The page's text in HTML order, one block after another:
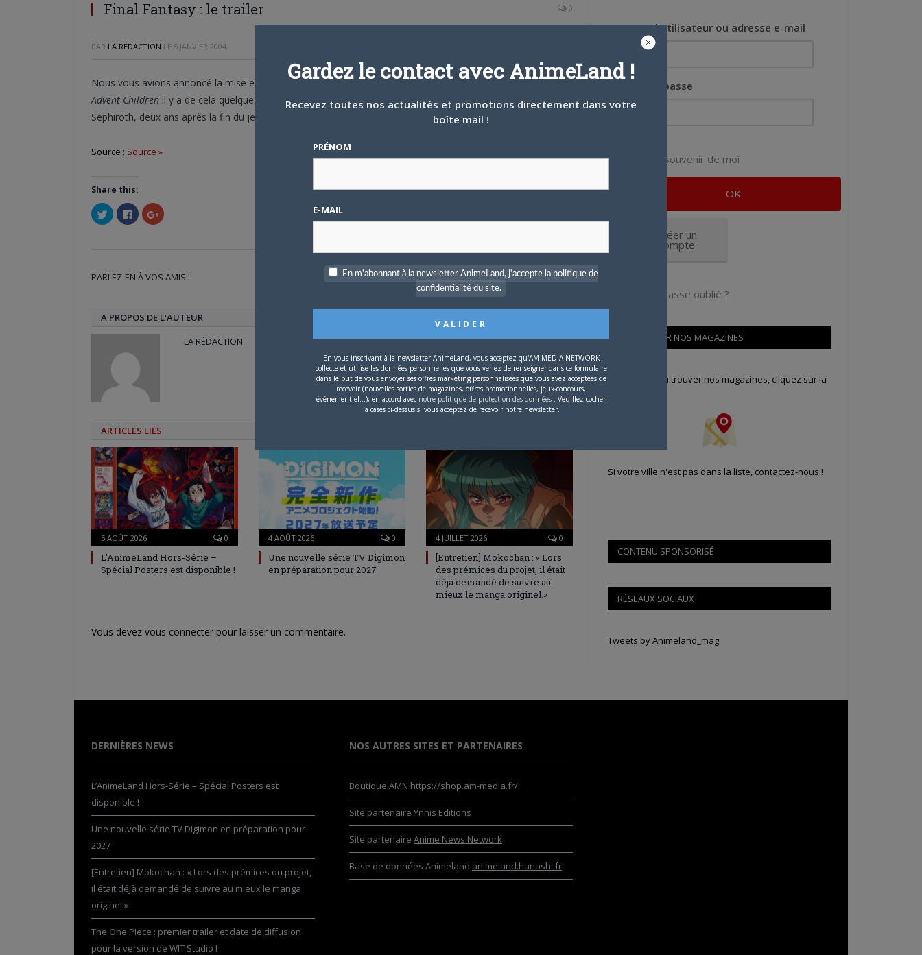
Final Fantasy : le trailer 0
PAR LA RÉDACTION LE 5 JANVIER 2004
Nous vous avions annoncé la mise en chantier d’un animé consacré àFinal Fantasyintitulé Final Fantasy –
Advent Children il y a de cela quelques temps. Cette OAV de 60 minutes mettant en scène Cloud et
Sephiroth, deux ans après la fin du jeu
, a désormais un trailer en ligne au lien suivant.
Source : Source »
Share this:
Cliquez
pour
partager
fenêtre)
Cliquez
pour
partager
fenêtre)
Cliquez
pour
nouvelle
PARLEZ-EN À VOS AMIS ! TwitterFacebookGoogle+PinterestLinkedInTumblr Email
A PROPOS DE L'AUTEUR
LA RÉDACTION
ARTICLES LIÉS
5 AOÛT 2026 0
L’AnimeLand Hors-Série –
Spécial Posters est disponible !
4 AOÛT 2026 0
Une nouvelle série TV Digimon
en préparation pour 2027
4 JUILLET 2026 0
[Entretien] Mokochan : « Lors
des prémices du projet, il était
déjà demandé de suivre au
mieux le manga originel.»
Vous devez vous connecter pour laisser un commentaire.
Nom d'utilisateur ou adresse e-mail
Mot de passe
Se souvenir de moi
Créer un
compte
Mot de passe oublié ?
OÙ TROUVER NOS MAGAZINES
Pour savoir où trouver nos magazines, cliquez sur la
Si votre ville n'est pas dans la liste, contactez-nous !
CONTENU SPONSORISÉ
RÉSEAUX SOCIAUX
Tweets by Animeland_mag
DERNIÈRES NEWS
L’AnimeLand Hors-Série – Spécial Posters est
disponible !
Une nouvelle série TV Digimon en préparation pour
2027
[Entretien] Mokochan : « Lors des prémices du projet,
il était déjà demandé de suivre au mieux le manga
originel.»
The One Piece : premier trailer et date de diffusion
pour la version de WIT Studio !
NOS AUTRES SITES ET PARTENAIRES
Boutique AMN https://shop.am-media.fr/
Site partenaire Ynnis Editions
Site partenaire Anime News Network
Base de données Animeland animeland.hanashi.fr
Gardez le contact avec AnimeLand !
Recevez toutes nos actualités et promotions directement dans votre
boîte mail !
PRÉNOM
E-MAIL
En m'abonnant à la newsletter AnimeLand, j'accepte la politique de
confidentialité du site.
En vous inscrivant à la newsletter AnimeLand, vous acceptez qu'AM MEDIA NETWORK
collecte et utilise les données personnelles que vous venez de renseigner dans ce formulaire
dans le but de vous envoyer ses offres marketing personnalisées que vous avez acceptées de
recevoir (nouvelles sorties de magazines, offres promotionnelles, jeux-concours,
événementiel...), en accord avec notre politique de protection des données . Veuillez cocher
la cases ci-dessus si vous acceptez de recevoir notre newsletter.